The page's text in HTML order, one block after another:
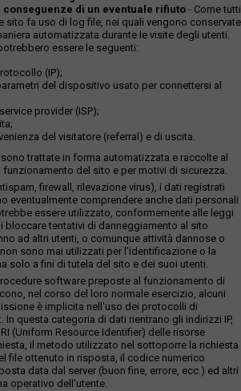
di un eventuale rifiuto - Come tutti
sito fa uso di log file, nei quali vengono conservate
automatizzata durante le visite degli utenti.
essere le seguenti:
(IP);
del dispositivo usato per connettersi al
provider (ISP);
del visitatore (referral) e di uscita.
trattate in forma automatizzata e raccolte al
del sito e per motivi di sicurezza.
firewall, rilevazione virus), i dati registrati
eventualmente comprendere anche dati personali
essere utilizzato, conformemente alle leggi
bloccare tentativi di danneggiamento al sito
ad altri utenti, o comunque attività dannose o
sono mai utilizzati per l'identificazione o la
solo a fini di tutela del sito e dei suoi utenti.
software preposte al funzionamento di
nel corso del loro normale esercizio, alcuni
è implicita nell'uso dei protocolli di
In questa categoria di dati rientrano gli indirizzi IP,
(Uniform Resource Identifier) delle risorse
il metodo utilizzato nel sottoporre la richiesta
file ottenuto in risposta, il codice numerico
data dal server (buon fine, errore, ecc.) ed altri
operativo dell'utente.